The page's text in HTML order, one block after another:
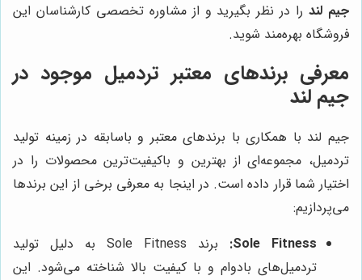
جیم لندرا در نظر بگیرید و از مشاوره تخصصی کارشناسان این
فروشگاه بهره‌مند شوید.
معرفی برندهای معتبر تردمیل موجود در
جیم لند
جیم لند با همکاری با برندهای معتبر و باسابقه در زمینه تولید
تردمیل، مجموعه‌ای از بهترین و باکیفیت‌ترین محصولات را در
اختیار شما قرار داده است. در اینجا به معرفی برخی از این برندها
می‌پردازیم:
Sole Fitness:
برند Sole Fitness به دلیل تولید
تردمیل‌های بادوام و با کیفیت بالا شناخته می‌شود. این